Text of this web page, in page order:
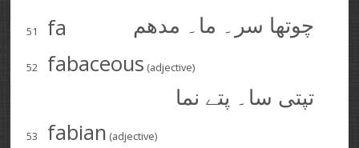
51 fa چوتھا سر۔ ما۔ مدھم
52 fabaceous (adjective)
تپتی سا۔ پتے نما
53 fabian (adjective)